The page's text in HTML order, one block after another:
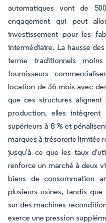
automatiques vont de
engagement qui peut
investissement pour les
intermédiaire. La hausse
terme traditionnels
fournisseurs
location de 36 mois avec
que ces structures
production, elles
supérieurs à 8 % et
marques à trésorerie limitée
jusqu'à ce que les taux
renforce un marché à deux
biens de consommation
plusieurs usines, tandis
sur des machines
exerce une pression